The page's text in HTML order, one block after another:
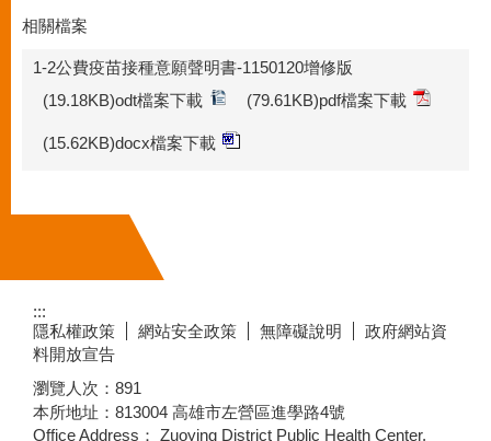
相關檔案
1-2公費疫苗接種意願聲明書-1150120增修版
(19.18KB)odt檔案下載
(79.61KB)pdf檔案下載
(15.62KB)docx檔案下載
:::
隱私權政策
網站安全政策 無障礙說明
政府網站資
料開放宣告
瀏覽人次： 891
本所地址：813004 高雄市左營區進學路4號
Office Address： Zuoying District Public Health Center,